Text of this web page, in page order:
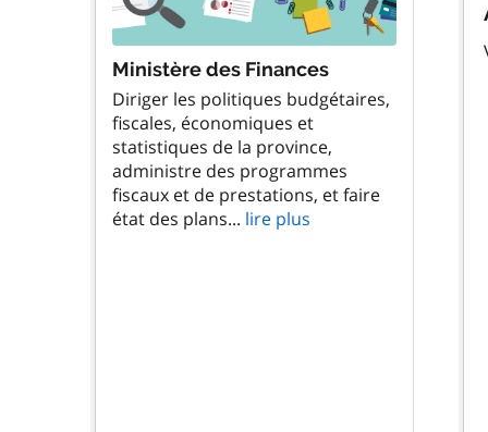
Ministère des Finances
Diriger les politiques budgétaires,
fiscales, économiques et
statistiques de la province,
administre des programmes
fiscaux et de prestations, et faire
état des plans... lire plus